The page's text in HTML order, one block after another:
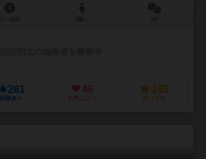
261
経験あり
46
お気に入り
145
持ってる